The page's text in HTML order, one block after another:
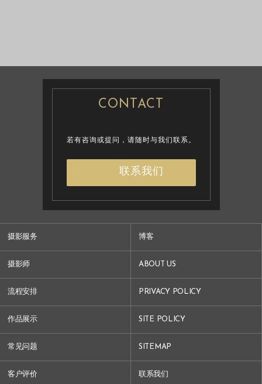
摄影服务
摄影师
流程安排
作品展示
常见问题
客户评价
博客
ABOUT US
PRIVACY POLICY
SITE POLICY
SITEMAP
联系我们
CONTACT
若有咨询或提问，请随时与我们联系。
联系我们